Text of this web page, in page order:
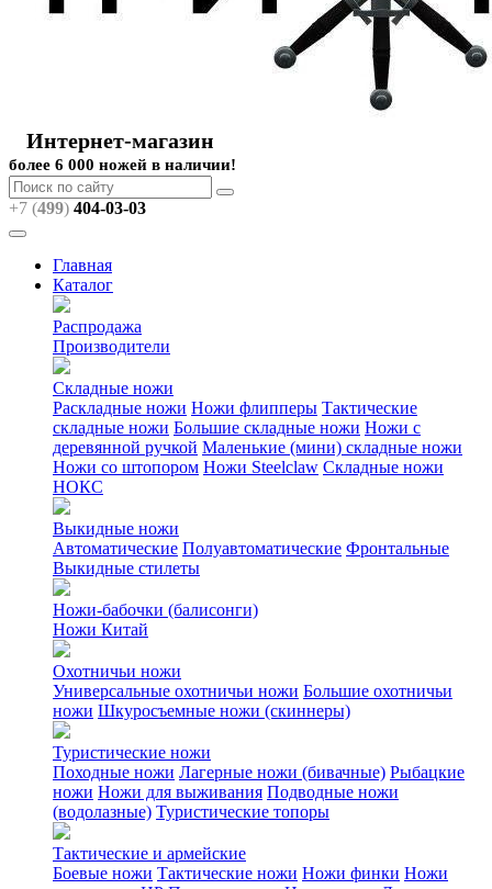
Интернет-магазин
более 6 000 ножей в наличии!
+7 (499) 404-03-03
Главная
Каталог
Распродажа
Производители
Складные ножи
Раскладные ножи Ножи флипперы Тактические
складные ножи Большие складные ножи Ножи с
деревянной ручкой Маленькие (мини) складные ножи
Ножи со штопором Ножи Steelclaw Складные ножи
НОКС
Выкидные ножи
Автоматические Полуавтоматические Фронтальные
Выкидные стилеты
Ножи-бабочки (балисонги)
Ножи Китай
Охотничьи ножи
Универсальные охотничьи ножи Большие охотничьи
ножи Шкуросъемные ножи (скиннеры)
Туристические ножи
Походные ножи Лагерные ножи (бивачные) Рыбацкие
ножи Ножи для выживания Подводные ножи
(водолазные) Туристические топоры
Тактические и армейские
Боевые ножи Тактические ножи Ножи финки Ножи